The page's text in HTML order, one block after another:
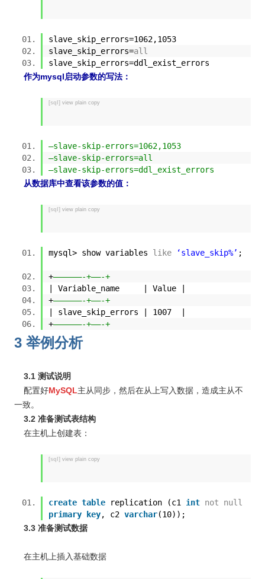
slave_skip_errors=1062,1053
slave_skip_errors=all
slave_skip_errors=ddl_exist_errors
作为mysql启动参数的写法：
[sql] view plain copy
–slave-skip-errors=1062,1053
–slave-skip-errors=all
–slave-skip-errors=ddl_exist_errors
从数据库中查看该参数的值：
[sql] view plain copy
mysql> show variables like ‘slave_skip%’ ;
+——————-+——-+
| Variable_name | Value |
+——————-+——-+
| slave_skip_errors | 1007 |
+——————-+——-+
3 举例分析
3.1 测试说明
配置好MySQL主从同步，然后在从上写入数据，造成主从不
一致。
3.2 准备测试表结构
在主机上创建表：
[sql] view plain copy
create table replication (c1 int not
null
primary
key, c2 varchar(10));
3.3 准备测试数据
在主机上插入基础数据